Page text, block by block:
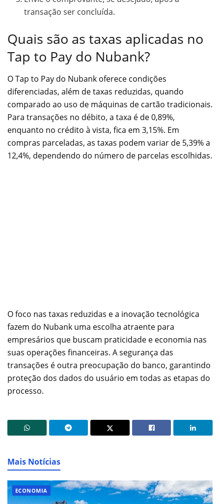
transação ser concluída.
Quais são as taxas aplicadas no
Tap to Pay do Nubank?
O Tap to Pay do Nubank oferece condições
diferenciadas, além de taxas reduzidas, quando
comparado ao uso de máquinas de cartão tradicionais.
Para transações no débito, a taxa é de 0,89%,
enquanto no crédito à vista, fica em 3,15%. Em
compras parceladas, as taxas podem variar de 5,39% a
12,4%, dependendo do número de parcelas escolhidas.
O foco nas taxas reduzidas e a inovação tecnológica
fazem do Nubank uma escolha atraente para
empresários que buscam praticidade e economia nas
suas operações financeiras. A segurança das
transações é outra preocupação do banco, garantindo
proteção dos dados do usuário em todas as etapas do
processo.
Mais Notícias
ECONOMIA